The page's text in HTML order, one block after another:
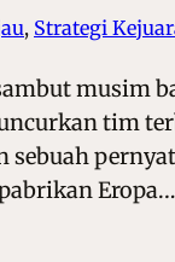
, Strategi
musim
tim